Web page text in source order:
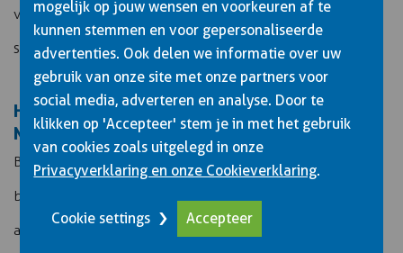
vraag ontstaat. Monitor je winstgevendheid per gebied en
schrap locaties die structureel verliesgevend zijn.
HOE GA JE OM MET AANVRAGEN BUITEN JE
NORMALE WERKGEBIED?
Beoordeel aanvragen van verafgelegen leerlingen op
basis van drie criteria: afstand, beschikbaarheid van
andere leerlingen in dat gebied, en bereidheid extra te
mogelijk op jouw wensen en voorkeuren af te
kunnen stemmen en voor gepersonaliseerde
advertenties. Ook delen we informatie over uw
gebruik van onze site met onze partners voor
social media, adverteren en analyse. Door te
klikken op 'Accepteer' stem je in met het gebruik
van cookies zoals uitgelegd in onze
Privacyverklaring en onze Cookieverklaring.
Cookie settings Accepteer